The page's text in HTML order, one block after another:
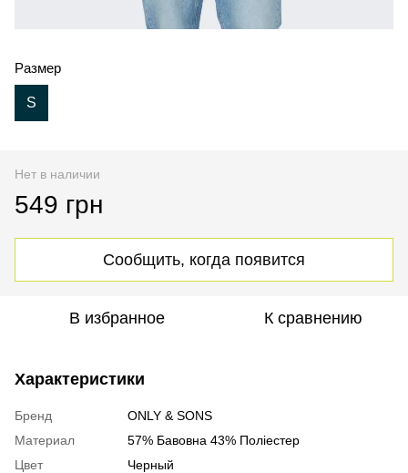
Размер
S
Нет в наличии
549 грн
Сообщить, когда появится
В избранное К сравнению
Характеристики
Бренд
ONLY & SONS
Материал
57% Бавовна 43% Поліестер
Цвет
Черный